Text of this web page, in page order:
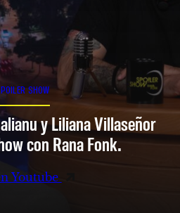
SHOW
y Liliana Villaseñor
con Rana Fonk.
Youtube